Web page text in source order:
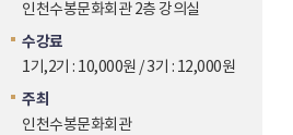
인천수봉문화회관 2층 강의실
수강료
1기,2기 : 10,000원 / 3기 : 12,000원
주최
인천수봉문화회관